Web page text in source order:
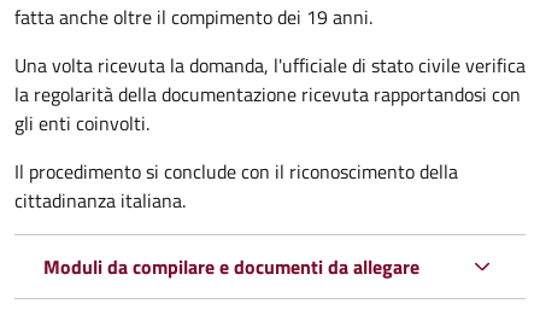
fatta anche oltre il compimento dei 19 anni.
Una volta ricevuta la domanda, l'ufficiale di stato civile verifica
la regolarità della documentazione ricevuta rapportandosi con
gli enti coinvolti.
Il procedimento si conclude con il riconoscimento della
cittadinanza italiana.
Moduli da compilare e documenti da allegare